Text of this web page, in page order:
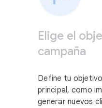
Elige el
campaña
Define tu
principal, como
generar nuevos